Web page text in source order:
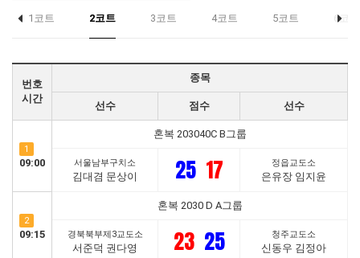
1코트 2코트 3코트 4코트 5코트 6코트
번호
시간
종목
선수 점수 선수
1
09:00
혼복 203040C B그룹
서울남부구치소
김대겸 문상이 25 17 정읍교도소
은유장 임지윤
2
09:15
혼복 2030 D A그룹
경북북부제3교도소
서준덕 권다영 23 25 청주교도소
신동우 김정아